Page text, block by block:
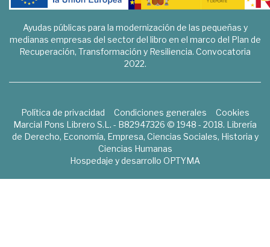
Ayudas públicas para la modernización de las pequeñas y
medianas empresas del sector del libro en el marco del Plan de
Recuperación, Transformación y Resiliencia. Convocatoria
2022.
Política de privacidad Condiciones generales
Cookies
Marcial Pons Librero S.L. - B82947326 © 1948 - 2018. Librería
de Derecho, Economía, Empresa, Ciencias Sociales, Historia y
Ciencias Humanas
Hospedaje y desarrollo OPTYMA